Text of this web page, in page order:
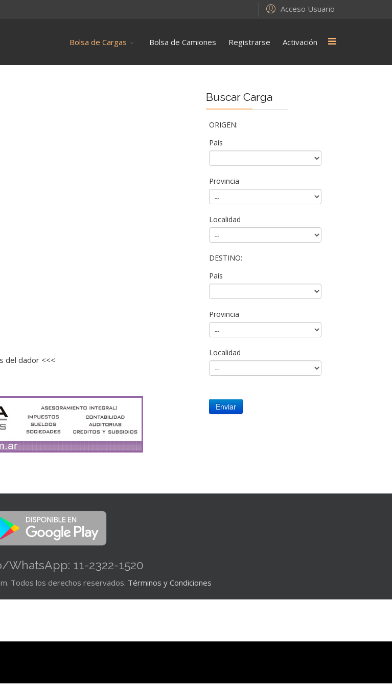
Acceso Usuario
Bolsa de Cargas Bolsa de Camiones Registrarse Activación
del dador <<<
Buscar Carga
ORIGEN:
País
Provincia
Localidad
DESTINO:
País
Provincia
Localidad
WhatsApp: 11-2322-1520
Todos los derechos reservados. Términos y Condiciones